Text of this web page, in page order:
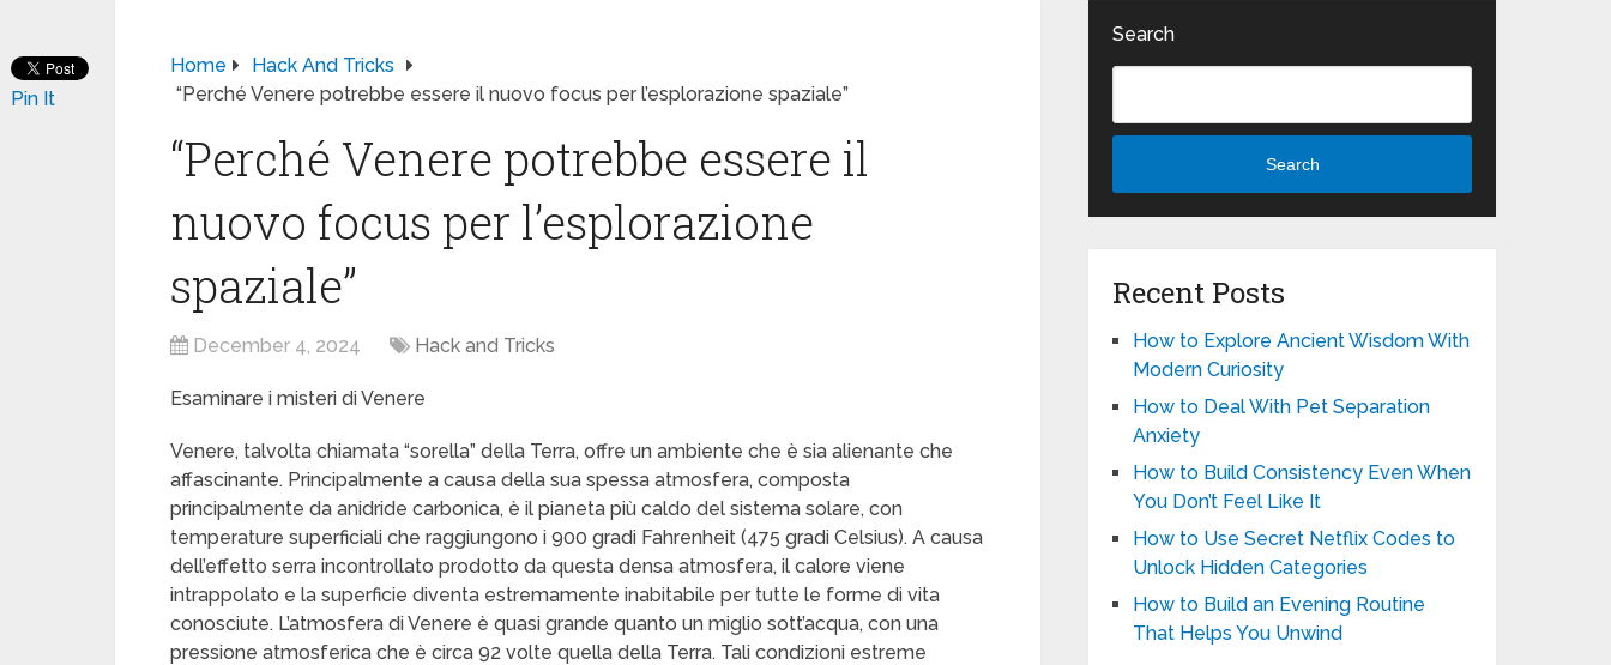
Home
Hack And Tricks
“Perché Venere potrebbe essere il nuovo focus per l’esplorazione spaziale”
“Perché Venere potrebbe essere il
nuovo focus per l’esplorazione
spaziale”
December 4, 2024 Hack and Tricks
Esaminare i misteri di Venere
Venere, talvolta chiamata “sorella” della Terra, offre un ambiente che è sia alienante che
affascinante. Principalmente a causa della sua spessa atmosfera, composta
principalmente da anidride carbonica, è il pianeta più caldo del sistema solare, con
temperature superficiali che raggiungono i 900 gradi Fahrenheit (475 gradi Celsius). A causa
dell’effetto serra incontrollato prodotto da questa densa atmosfera, il calore viene
intrappolato e la superficie diventa estremamente inabitabile per tutte le forme di vita
conosciute. L’atmosfera di Venere è quasi grande quanto un miglio sott’acqua, con una
pressione atmosferica che è circa 92 volte quella della Terra. Tali condizioni estreme
Pin It
Search
Search
Recent Posts
How to Explore Ancient Wisdom With
Modern Curiosity
How to Deal With Pet Separation
Anxiety
How to Build Consistency Even When
You Don’t Feel Like It
How to Use Secret Netflix Codes to
Unlock Hidden Categories
How to Build an Evening Routine
That Helps You Unwind